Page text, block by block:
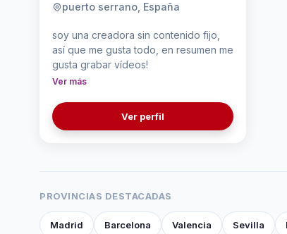
puerto serrano, España
soy una creadora sin contenido fijo,
así que me gusta todo, en resumen me
gusta grabar vídeos!
Ver más
Ver perfil
PROVINCIAS DESTACADAS
Madrid Barcelona Valencia Sevilla